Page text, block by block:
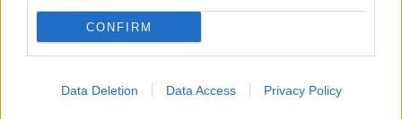
CONFIRM
Data Deletion Data Access Privacy Policy